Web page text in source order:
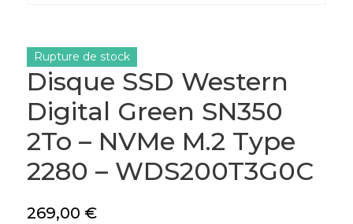
Disque SSD Western
Digital Green SN350
2To – NVMe M.2 Type
2280 – WDS200T3G0C
269,00 €
Rupture de stock